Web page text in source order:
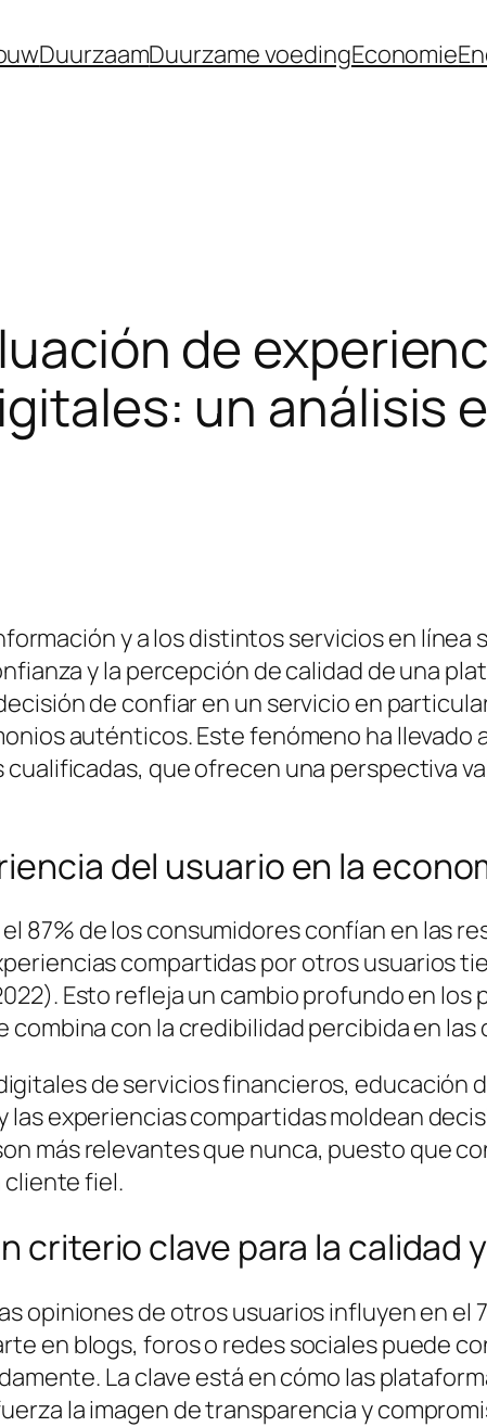
DuurzaamDuurzame voedingEconomie
de
un análisis
y a los distintos servicios en
y la percepción de calidad de una
de confiar en un servicio en
auténticos. Este fenómeno ha llevado
que ofrecen una perspectiva
del usuario en la
87% de los consumidores confían en las
compartidas por otros usuarios
). Esto refleja un cambio profundo en
con la credibilidad percibida en
de servicios financieros,
las experiencias compartidas moldean
más relevantes que nunca, puesto que
cliente fiel.
criterio clave para la calidad
opiniones de otros usuarios influyen en el
en blogs, foros o redes sociales puede
La clave está en cómo las
la imagen de transparencia y